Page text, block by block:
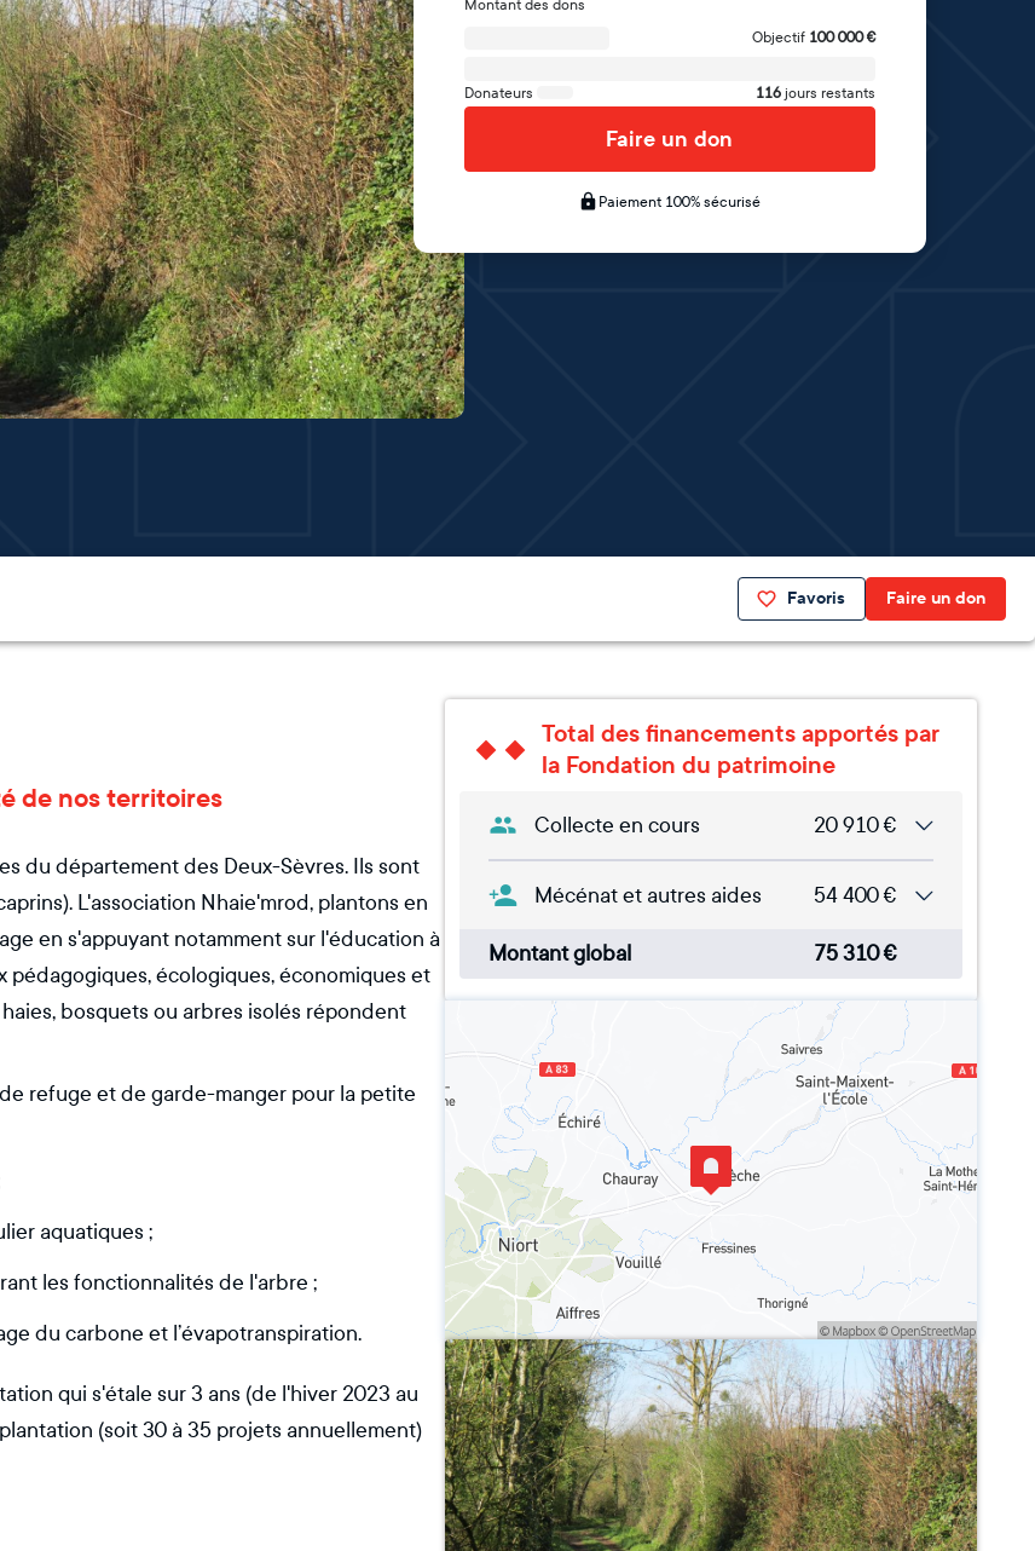
Montant des dons
Objectif 100 000€
Donateurs 116 jours restants
Faire un don
Paiement 100% sécurisé
Favoris Faire un don
de nos territoires
du département des Deux-Sèvres. Ils sont
L'association Nhaie'mrod, plantons en
en s'appuyant notamment sur l'éducation à
pédagogiques, écologiques, économiques et
bosquets ou arbres isolés répondent
refuge et de garde-manger pour la petite
aquatiques ;
les fonctionnalités de l'arbre ;
du carbone et l’évapotranspiration.
qui s'étale sur 3 ans (de l'hiver 2023 au
(soit 30 à 35 projets annuellement)
Total des financements apportés par
la Fondation du patrimoine
Collecte en cours 20 910€
Mécénat et autres aides 54 400€
Montant global 75 310€